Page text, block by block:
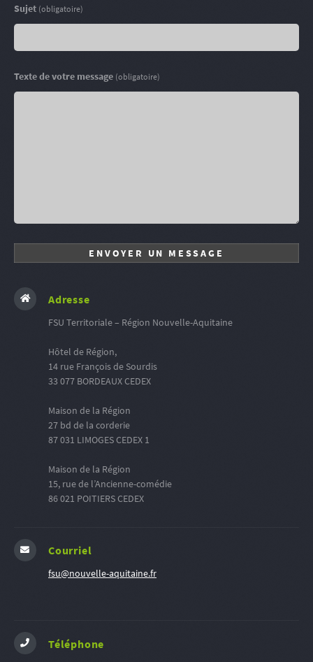
Sujet (obligatoire)
Texte de votre message (obligatoire)
Adresse
FSU Territoriale – Région Nouvelle-Aquitaine
Hôtel de Région,
14 rue François de Sourdis
33 077 BORDEAUX CEDEX
Maison de la Région
27 bd de la corderie
87 031 LIMOGES CEDEX 1
Maison de la Région
15, rue de l’Ancienne-comédie
86 021 POITIERS CEDEX
Courriel
fsu@nouvelle-aquitaine.fr
Téléphone